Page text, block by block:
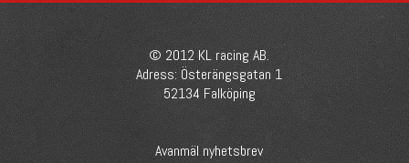
© 2012 KL racing AB.
Adress: Österängsgatan 1
52134 Falköping
Avanmäl nyhetsbrev